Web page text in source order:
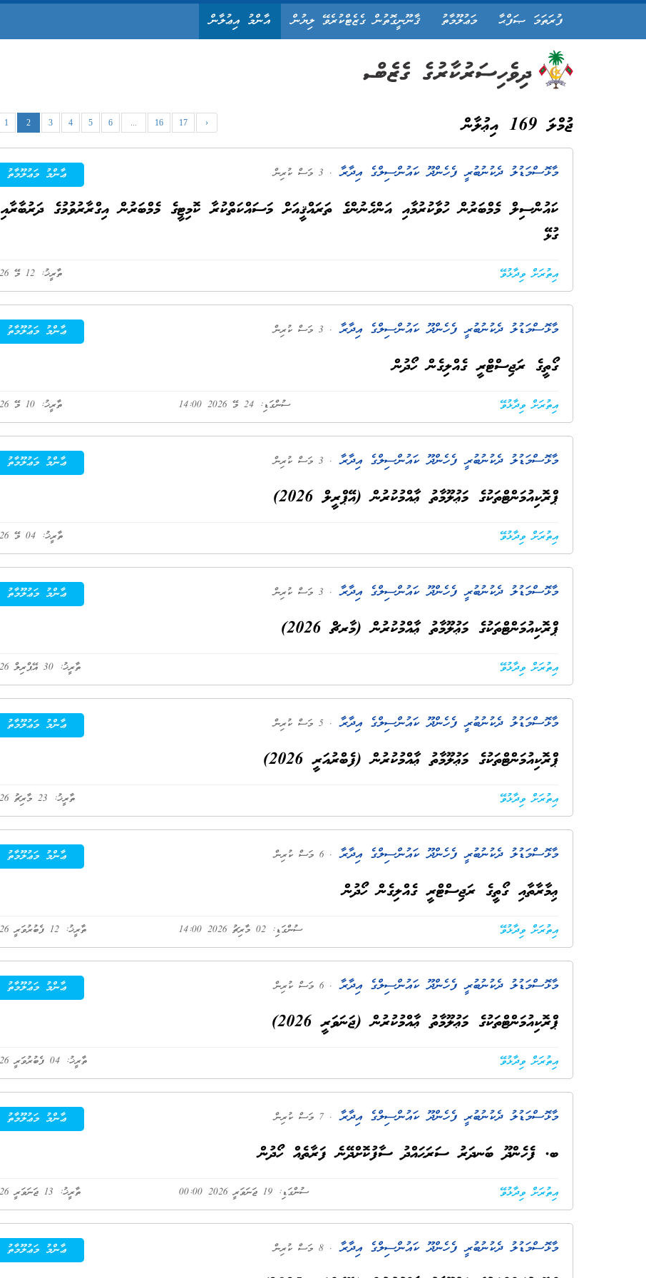
ފުރަތަމަ ޞަފްޙާ މަޢުލޫމާތު ޤާނޫނީގޮތުން ގެޒެޓްކުރެވޭ ލިޔުން އާންމު އިޢުލާން
ޖުމްލަ 169 އިޢުލާން 1 2 3 4 5 6 ... 16 17 ›
ޢާންމު މަޢުލޫމާތު މާޅޮސްމަޑުލު ދެކުނުބުރީ ފެހެންދޫ ކައުންސިލްގެ އިދާރާ . 3 މަސް ކުރިން
ކައުންސިލް މެމްބަރުން ހުވާކުރުމާއި އަންހެނުންގެ ތަރައްޤީއަށް މަސައްކަތްކުރާ ކޮމިޓީގެ މެމްބަރުން އިގްރާރުވުމުގެ ދަރުބާރާއި
ގުޅޭ
ތާރީޚު: 12 މޭ 2026 އިތުރަށް ވިދާޅުވޭ
ޢާންމު މަޢުލޫމާތު މާޅޮސްމަޑުލު ދެކުނުބުރީ ފެހެންދޫ ކައުންސިލްގެ އިދާރާ . 3 މަސް ކުރިން
ގޯތީގެ ރަޖިސްޓްރީ ގެއްލިގެން ހޯދުން
ތާރީޚު: 10 މޭ 2026 ސުންގަޑި: 24 މޭ 2026 14:00 އިތުރަށް ވިދާޅުވޭ
ޢާންމު މަޢުލޫމާތު މާޅޮސްމަޑުލު ދެކުނުބުރީ ފެހެންދޫ ކައުންސިލްގެ އިދާރާ . 3 މަސް ކުރިން
ޕްރޮކިއުމަންޓްތަކުގެ މަޢުލޫމާތު ޢާއްމުކުރުން (އޭޕްރީލް 2026)
ތާރީޚު: 04 މޭ 2026 އިތުރަށް ވިދާޅުވޭ
ޢާންމު މަޢުލޫމާތު މާޅޮސްމަޑުލު ދެކުނުބުރީ ފެހެންދޫ ކައުންސިލްގެ އިދާރާ . 3 މަސް ކުރިން
ޕްރޮކިއުމަންޓްތަކުގެ މަޢުލޫމާތު ޢާއްމުކުރުން (މާރޗް 2026)
ތާރީޚު: 30 އޭޕްރިލް 2026 އިތުރަށް ވިދާޅުވޭ
ޢާންމު މަޢުލޫމާތު މާޅޮސްމަޑުލު ދެކުނުބުރީ ފެހެންދޫ ކައުންސިލްގެ އިދާރާ . 5 މަސް ކުރިން
ޕްރޮކިއުމަންޓްތަކުގެ މަޢުލޫމާތު ޢާއްމުކުރުން (ފެބްރުއަރީ 2026)
ތާރީޚު: 23 މާރިޗު 2026 އިތުރަށް ވިދާޅުވޭ
ޢާންމު މަޢުލޫމާތު މާޅޮސްމަޑުލު ދެކުނުބުރީ ފެހެންދޫ ކައުންސިލްގެ އިދާރާ . 6 މަސް ކުރިން
ޢިމާރާތާއި ގޯތީގެ ރަޖިސްޓްރީ ގެއްލިގެން ހޯދުން
ތާރީޚު: 12 ފެބުރުވަރީ 2026 ސުންގަޑި: 02 މާރިޗު 2026 14:00 އިތުރަށް ވިދާޅުވޭ
ޢާންމު މަޢުލޫމާތު މާޅޮސްމަޑުލު ދެކުނުބުރީ ފެހެންދޫ ކައުންސިލްގެ އިދާރާ . 6 މަސް ކުރިން
ޕްރޮކިއުމަންޓްތަކުގެ މަޢުލޫމާތު ޢާއްމުކުރުން (ޖަނަވަރީ 2026)
ތާރީޚު: 04 ފެބުރުވަރީ 2026 އިތުރަށް ވިދާޅުވޭ
ޢާންމު މަޢުލޫމާތު މާޅޮސްމަޑުލު ދެކުނުބުރީ ފެހެންދޫ ކައުންސިލްގެ އިދާރާ . 7 މަސް ކުރިން
ބ. ފެހެންދޫ ބަނދަރު ސަރަޙައްދު ސާފުކޮށްދޭނެ ފަރާތެއް ހޯދުން
ތާރީޚު: 13 ޖަނަވަރީ 2026 ސުންގަޑި: 19 ޖަނަވަރީ 2026 00:00 އިތުރަށް ވިދާޅުވޭ
ޢާންމު މަޢުލޫމާތު މާޅޮސްމަޑުލު ދެކުނުބުރީ ފެހެންދޫ ކައުންސިލްގެ އިދާރާ . 8 މަސް ކުރިން